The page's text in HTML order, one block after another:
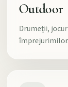
Outdoor
Drumeții,
împrejurimilor.